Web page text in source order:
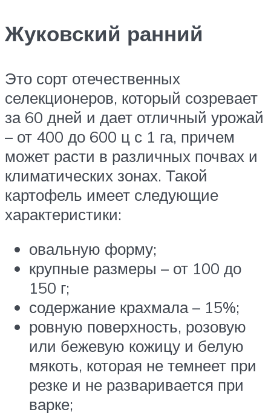
Жуковский ранний
Это сорт отечественных
селекционеров, который созревает
за 60 дней и дает отличный урожай
– от 400 до 600 ц с 1 га, причем
может расти в различных почвах и
климатических зонах. Такой
картофель имеет следующие
характеристики:
овальную форму;
крупные размеры – от 100 до
150 г;
содержание крахмала – 15%;
ровную поверхность, розовую
или бежевую кожицу и белую
мякоть, которая не темнеет при
резке и не разваривается при
варке;